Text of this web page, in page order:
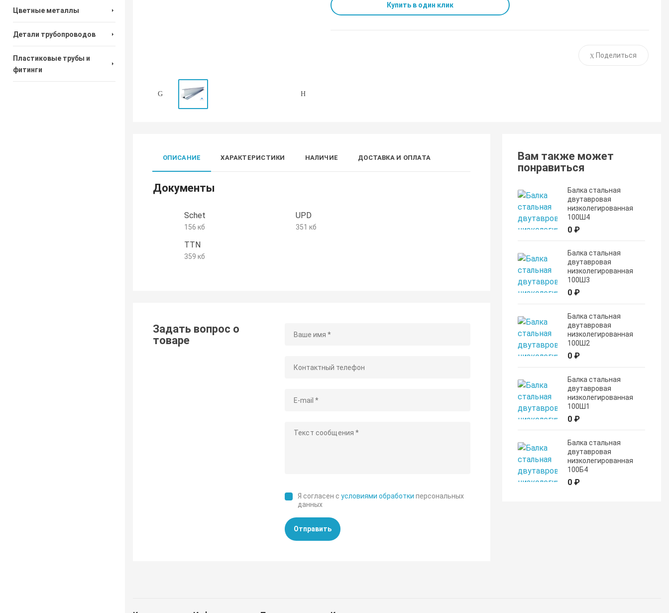
Цветные металлы
Детали трубопроводов
Пластиковые трубы и
фитинги
Купить в один клик
Поделиться
ОПИСАНИЕ ХАРАКТЕРИСТИКИ НАЛИЧИЕ ДОСТАВКА И ОПЛАТА
Документы
Schet
156 кб
UPD
351 кб
TTN
359 кб
Задать вопрос о
товаре
Я согласен сусловиями обработки персональных
данных
Отправить
Вам также может
понравиться
Балка стальная
двутавровая
низколегированная
100Ш4
0 ₽
Балка стальная
двутавровая
низколегированная
100Ш3
0 ₽
Балка стальная
двутавровая
низколегированная
100Ш2
0 ₽
Балка стальная
двутавровая
низколегированная
100Ш1
0 ₽
Балка стальная
двутавровая
низколегированная
100Б4
0 ₽